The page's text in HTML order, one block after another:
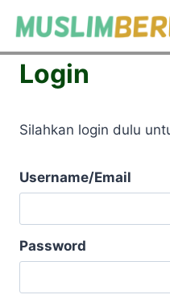
Login
Silahkan login dulu
Username/Email
Password